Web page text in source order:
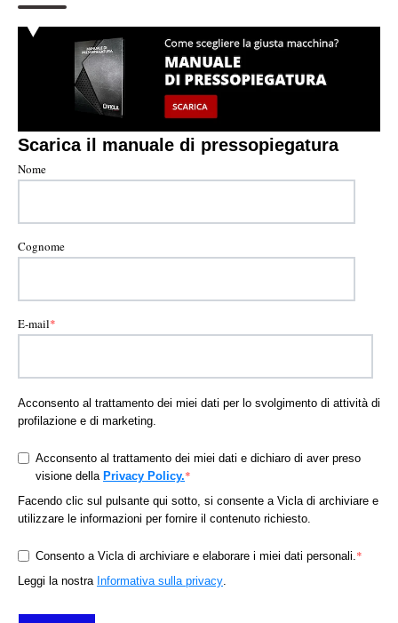
Scarica il manuale di pressopiegatura
Nome
Cognome
E-mail*
Acconsento al trattamento dei miei dati per lo svolgimento di attività di
profilazione e di marketing.
Acconsento al trattamento dei miei dati e dichiaro di aver preso
visione della Privacy Policy.*
Facendo clic sul pulsante qui sotto, si consente a Vicla di archiviare e
utilizzare le informazioni per fornire il contenuto richiesto.
Consento a Vicla di archiviare e elaborare i miei dati personali.*
Leggi la nostra Informativa sulla privacy.